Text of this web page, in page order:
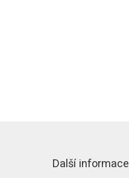
Další informace